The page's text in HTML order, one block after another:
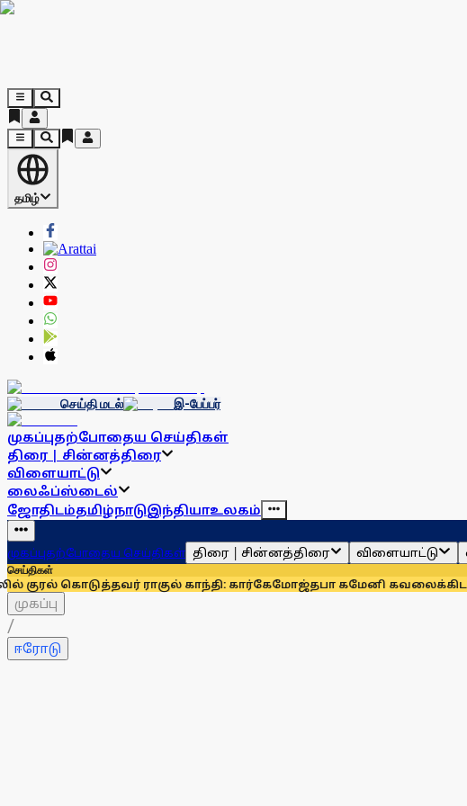
தமிழ்
செய்தி மடல் இ-பேப்பர்
முகப்புதற்போதைய செய்திகள்
திரை | சின்னத்திரை
விளையாட்டு
லைஃப்ஸ்டைல்
ஜோதிடம்தமிழ்நாடுஇந்தியாஉலகம்
முகப்புதற்போதைய செய்திகள் திரை | சின்னத்திரை விளையாட்டு
செய்திகள்
ராகுல் காந்தி: கார்கேமோஜ்தபா கமேனி கவலைக்கிடமா?
முகப்பு
/
ஈரோடு